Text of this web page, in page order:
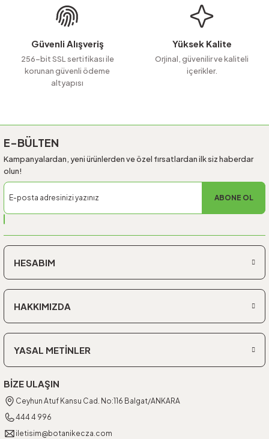
Ürün fiyatı diğer sitelerden daha pahalı.
Bu ürüne benzer farklı alternatifler olmalı.
Güvenli Alışveriş
256-bit SSL sertifikası ile
korunan güvenli ödeme
altyapısı
Yüksek Kalite
Orjinal, güvenilir ve kaliteli
içerikler.
E-BÜLTEN
Kampanyalardan, yeni ürünlerden ve özel fırsatlardan ilk siz haberdar
olun!
ABONE OL
HESABIM
HAKKIMIZDA
YASAL METİNLER
BİZE ULAŞIN
Ceyhun Atuf Kansu Cad. No:116 Balgat/ANKARA
444 4 996
iletisim@botanikecza.com